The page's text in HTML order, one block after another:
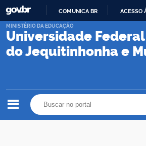
PARA
CONTEÚDO
COMUNICA BR ACESSO
Universidade Federal
do Jequitinhonha e
MINISTÉRIO DA EDUCAÇÃO